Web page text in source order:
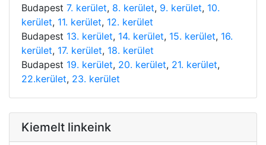
Budapest 7. kerület, 8. kerület, 9. kerület, 10.
kerület, 11. kerület, 12. kerület
Budapest 13. kerület, 14. kerület, 15. kerület, 16.
kerület, 17. kerület, 18. kerület
Budapest 19. kerület, 20. kerület, 21. kerület,
22.kerület, 23. kerület
Kiemelt linkeink